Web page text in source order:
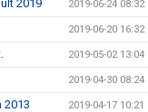
2019 2019-06-24 08:32
2019-06-20 16:32
2019-05-02 13:04
2019-04-30 08:24
2013 2019-04-17 10:21